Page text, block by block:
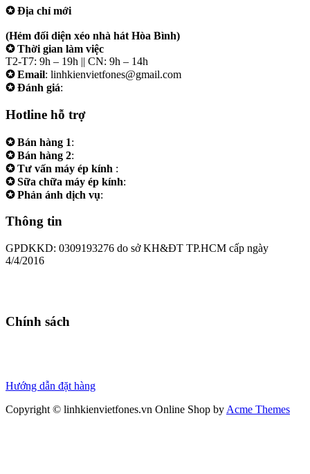
✪ Địa chỉ mới
(Hẻm đối diện xéo nhà hát Hòa Bình)
✪ Thời gian làm việc
T2-T7: 9h – 19h || CN: 9h – 14h
✪ Email: linhkienvietfones@gmail.com
✪ Đánh giá:
Hotline hỗ trợ
✪ Bán hàng 1:
✪ Bán hàng 2:
✪ Tư vấn máy ép kính :
✪ Sữa chữa máy ép kính:
✪ Phản ánh dịch vụ:
Thông tin
GPDKKD: 0309193276 do sở KH&ĐT TP.HCM cấp ngày
4/4/2016
Chính sách
Hướng dẫn đặt hàng
Copyright © linhkienvietfones.vn Online Shop by Acme Themes